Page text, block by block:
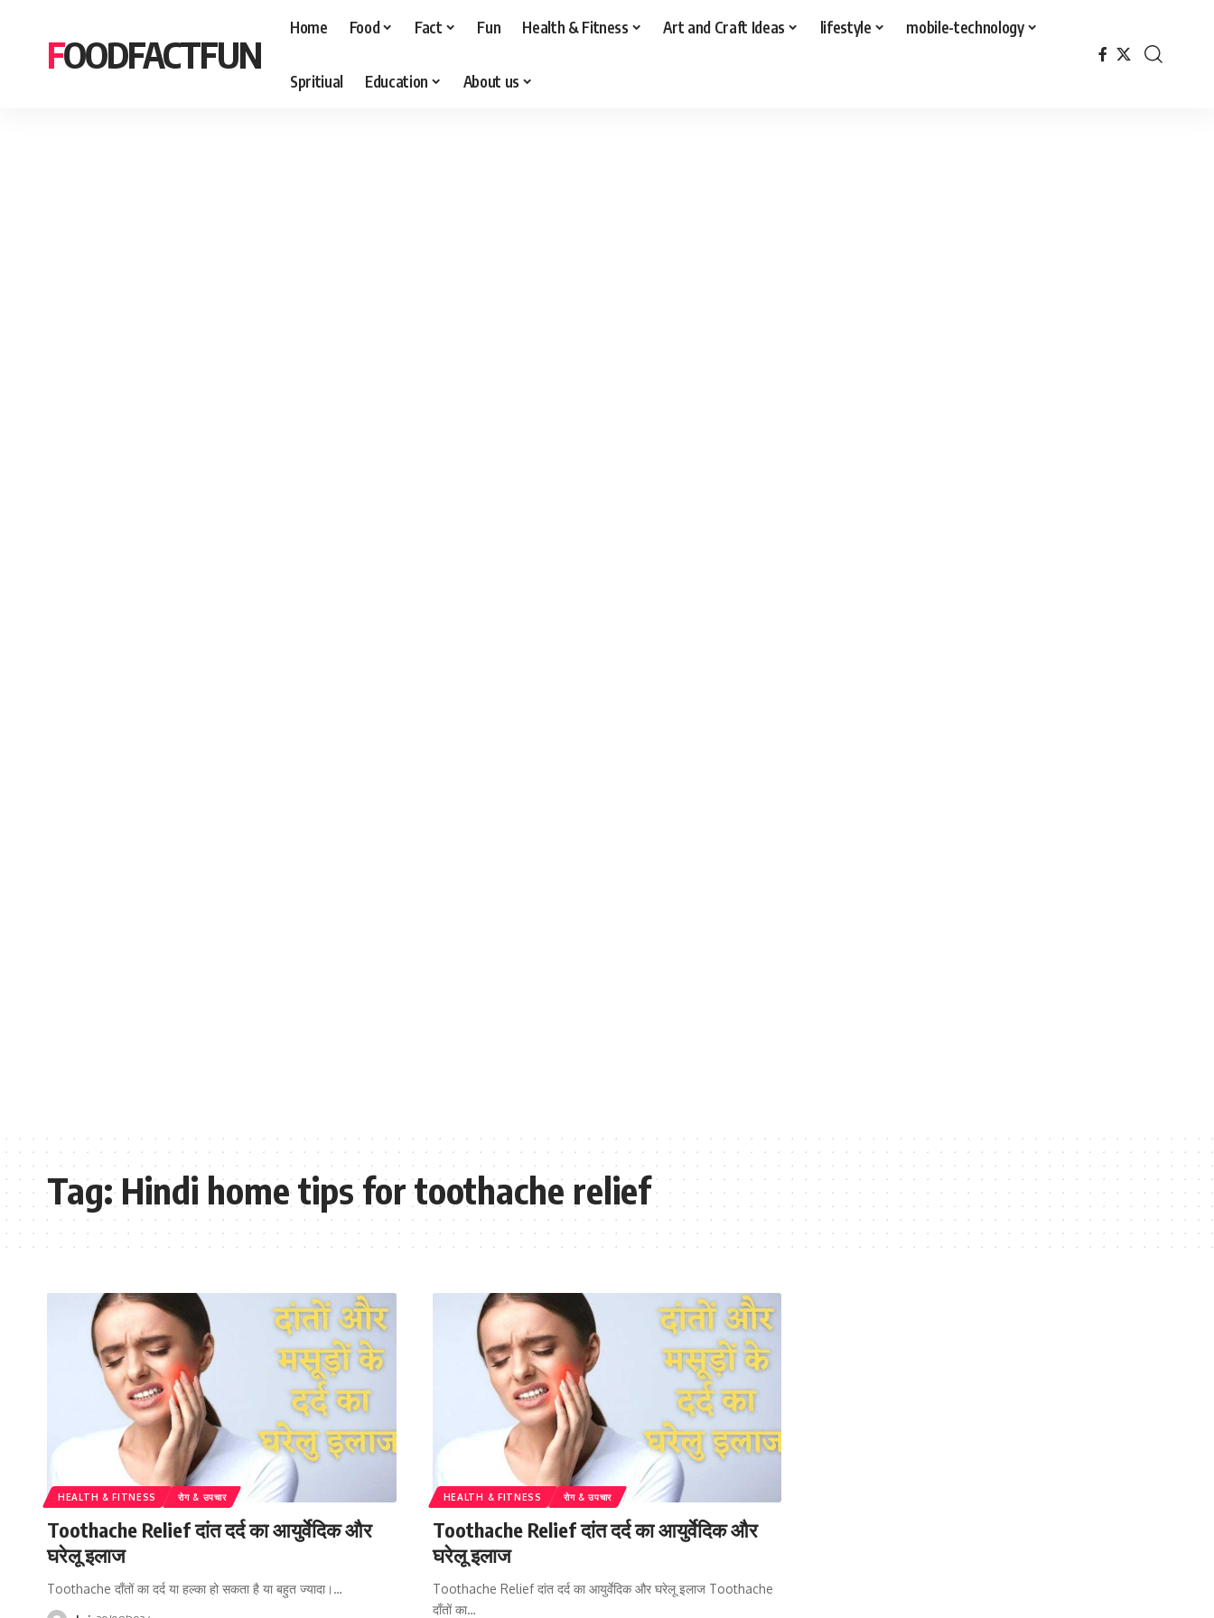
FOODFACTFUN
Home Food Fact Fun Health & Fitness Art and Craft Ideas lifestyle mobile-technology
Spritiual Education About us
Tag:Hindi home tips for toothache relief
HEALTH & FITNESS रोग & उपचार
Toothache Relief दांत दर्द का आयुर्वेदिक और
घरेलू इलाज
Toothache दाँतों का दर्द या हल्का हो सकता है या बहुत ज्यादा।…
HEALTH & FITNESS रोग & उपचार
Toothache Relief दांत दर्द का आयुर्वेदिक और
घरेलू इलाज
Toothache Relief दांत दर्द का आयुर्वेदिक और घरेलू इलाज Toothache
दाँतों का…